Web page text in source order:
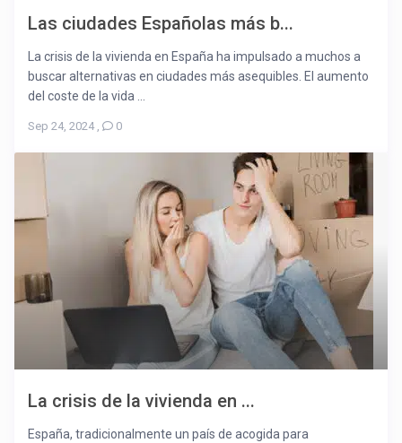
Las ciudades Españolas más b...
La crisis de la vivienda en España ha impulsado a muchos a
buscar alternativas en ciudades más asequibles. El aumento
del coste de la vida ...
Sep 24, 2024, 0
La crisis de la vivienda en ...
España, tradicionalmente un país de acogida para